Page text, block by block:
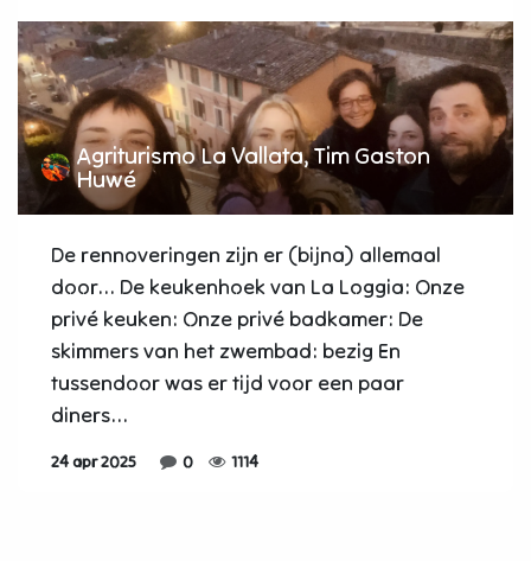
Agriturismo La Vallata, Tim Gaston
Huwé
De rennoveringen zijn er (bijna) allemaal
door... De keukenhoek van La Loggia: Onze
privé keuken: Onze privé badkamer: De
skimmers van het zwembad: bezig En
tussendoor was er tijd voor een paar
diners...
24 apr 2025 0 1114